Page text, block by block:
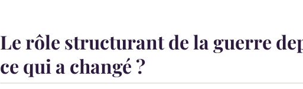
Le rôle structurant de la guerre
ce qui a changé ?